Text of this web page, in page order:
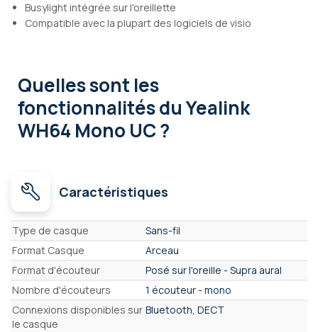
Busylight intégrée sur l'oreillette
Compatible avec la plupart des logiciels de visio
Quelles sont les
fonctionnalitésdu Yealink
WH64 Mono UC ?
Caractéristiques
Caractéristiques
Type de casque
Sans-fil
Format Casque
Arceau
Format d'écouteur
Posé sur l'oreille - Supra aural
Nombre d'écouteurs
1 écouteur - mono
Connexions disponibles sur
le casque
Bluetooth, DECT